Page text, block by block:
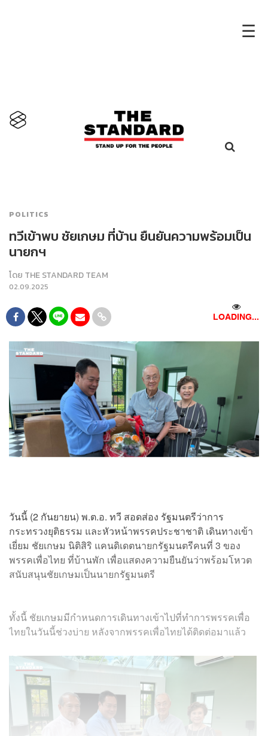
☰
POLITICS
ทวีเข้าพบ ชัยเกษม ที่บ้าน ยืนยันความพร้อมเป็น
นายกฯ
โดย THE STANDARD TEAM
02.09.2025
LOADING...
วันนี้ (2 กันยายน) พ.ต.อ. ทวี สอดส่อง รัฐมนตรีว่าการ
กระทรวงยุติธรรม และหัวหน้าพรรคประชาชาติ เดินทางเข้า
เยี่ยม ชัยเกษม นิติสิริ แคนดิเดตนายกรัฐมนตรีคนที่ 3 ของ
พรรคเพื่อไทย ที่บ้านพัก เพื่อแสดงความยืนยันว่าพร้อมโหวต
สนับสนุนชัยเกษมเป็นนายกรัฐมนตรี
ทั้งนี้ ชัยเกษมมีกำหนดการเดินทางเข้าไปที่ทำการพรรคเพื่อ
ไทยในวันนี้ช่วงบ่าย หลังจากพรรคเพื่อไทยได้ติดต่อมาแล้ว